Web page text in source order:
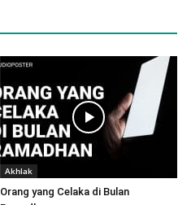
Akhlak
Orang yang Celaka di Bulan